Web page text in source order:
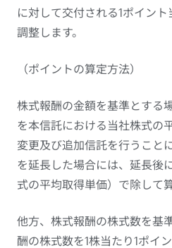
に対して交付される1ポイン
調整します。
（ポイントの算定方法）
株式報酬の金額を基準とする
を本信託における当社株式の
変更及び追加信託を行うこと
を延長した場合には、延長後
式の平均取得単価）で除して
他方、株式報酬の株式数を基
酬の株式数を1株当たり1ポイ